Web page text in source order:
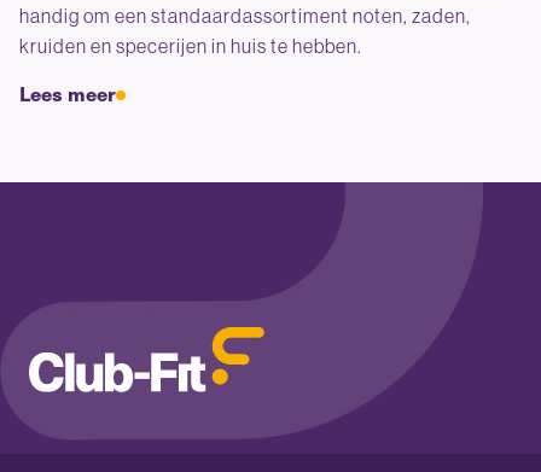
handig om een standaardassortiment noten, zaden,
kruiden en specerijen in huis te hebben.
Lees meer